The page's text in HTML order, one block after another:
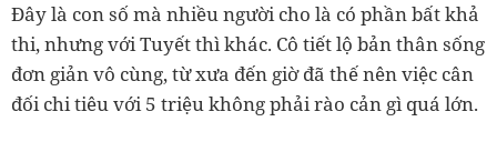
Đây là con số mà nhiều người cho là có phần bất khả
thi, nhưng với Tuyết thì khác. Cô tiết lộ bản thân sống
đơn giản vô cùng, từ xưa đến giờ đã thế nên việc cân
đối chi tiêu với 5 triệu không phải rào cản gì quá lớn.